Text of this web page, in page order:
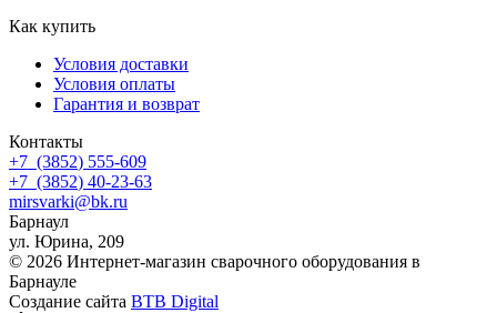
Как купить
Условия доставки
Условия оплаты
Гарантия и возврат
Контакты
+7 (3852) 555-609
+7 (3852) 40-23-63
mirsvarki@bk.ru
Барнаул
ул. Юрина, 209
© 2026 Интернет-магазин сварочного оборудования в
Барнауле
Создание сайта BTB Digital